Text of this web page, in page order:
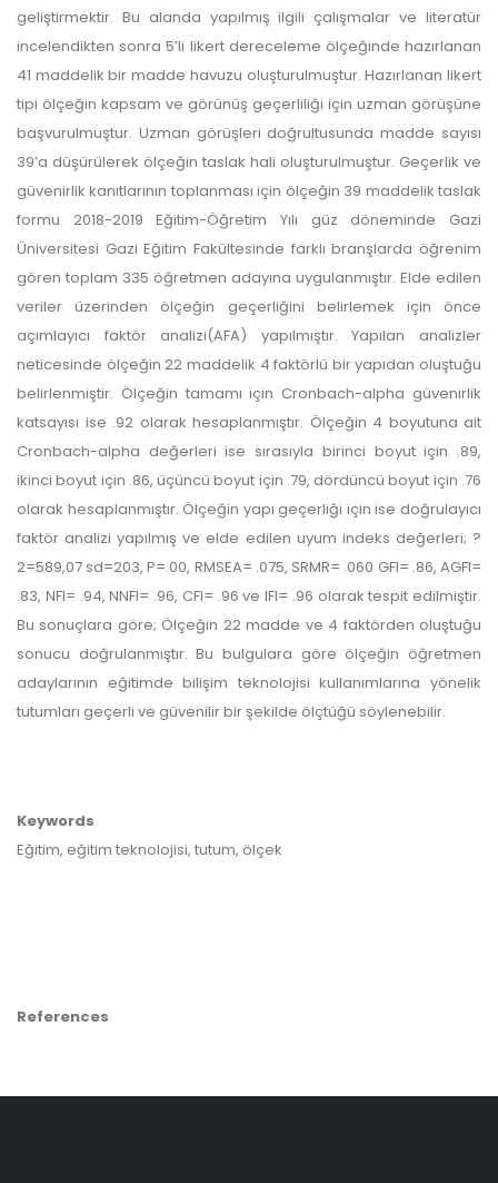
geliştirmektir. Bu alanda yapılmış ilgili çalışmalar ve literatür
incelendikten sonra 5’li likert dereceleme ölçeğinde hazırlanan
41 maddelik bir madde havuzu oluşturulmuştur. Hazırlanan likert
tipi ölçeğin kapsam ve görünüş geçerliliği için uzman görüşüne
başvurulmuştur. Uzman görüşleri doğrultusunda madde sayısı
39’a düşürülerek ölçeğin taslak hali oluşturulmuştur. Geçerlik ve
güvenirlik kanıtlarının toplanması için ölçeğin 39 maddelik taslak
formu 2018-2019 Eğitim-Öğretim Yılı güz döneminde Gazi
Üniversitesi Gazi Eğitim Fakültesinde farklı branşlarda öğrenim
gören toplam 335 öğretmen adayına uygulanmıştır. Elde edilen
veriler üzerinden ölçeğin geçerliğini belirlemek için önce
açımlayıcı faktör analizi(AFA) yapılmıştır. Yapılan analizler
neticesinde ölçeğin 22 maddelik 4 faktörlü bir yapıdan oluştuğu
belirlenmiştir. Ölçeğin tamamı için Cronbach-alpha güvenirlik
katsayısı ise .92 olarak hesaplanmıştır. Ölçeğin 4 boyutuna ait
Cronbach-alpha değerleri ise sırasıyla birinci boyut için .89,
ikinci boyut için .86, üçüncü boyut için .79, dördüncü boyut için .76
olarak hesaplanmıştır. Ölçeğin yapı geçerliği için ise doğrulayıcı
faktör analizi yapılmış ve elde edilen uyum indeks değerleri; ?
2=589,07 sd=203, P=.00, RMSEA= .075, SRMR= .060 GFI= .86, AGFI=
.83, NFI= .94, NNFI= .96, CFI= .96 ve IFI= .96 olarak tespit edilmiştir.
Bu sonuçlara göre; Ölçeğin 22 madde ve 4 faktörden oluştuğu
sonucu doğrulanmıştır. Bu bulgulara göre ölçeğin öğretmen
adaylarının eğitimde bilişim teknolojisi kullanımlarına yönelik
tutumları geçerli ve güvenilir bir şekilde ölçtüğü söylenebilir.
Keywords
Eğitim, eğitim teknolojisi, tutum, ölçek
References